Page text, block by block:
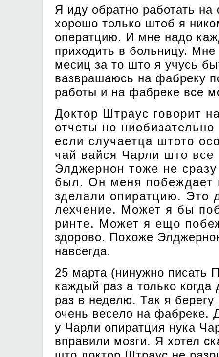
Я иду обратно работать на
хорошо только штоб я
оператцию. И мне надо
приходить в больницу. Мне
месиц за то што я учусь
вазврашаюсь на фабреку
работы и на фабреке все
Доктор Штраус говорит
отчеты но
если случаетца штото
чай вайся Чарли што
Элджернон тоже не
был. Он меня побеждает
зделали опиратцию. Это
лехчение. Может я бы
ринте. Может я ещо
здорово. Похоже
навсегда.
25 марта (нинужно
каждый раз а только
раз в неделю. Так я
очень весело на фабреке.
у Чарли опиратция нука
вправили мозги. Я хотел